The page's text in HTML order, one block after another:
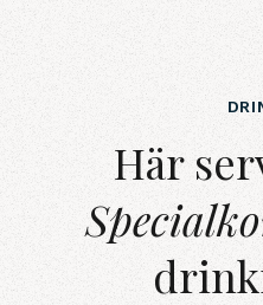
Här serveras
Här